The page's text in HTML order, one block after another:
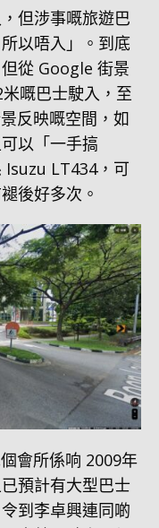
但涉事嘅旅遊巴
以唔入」。到底
從 Google 街景
嘅巴士駛入，至
反映嘅空間，如
以「一手搞
Isuzu LT434，可
後好多次。
會所係响 2009年
預計有大型巴士
到李卓興連同啲